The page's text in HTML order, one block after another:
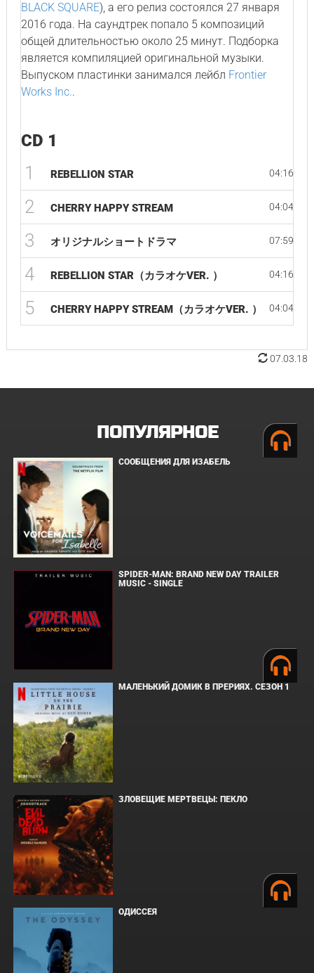
BLACK SQUARE), а его релиз состоялся 27 января
2016 года. На саундтрек попало 5 композиций
общей длительностью около 25 минут. Подборка
является компиляцией оригинальной музыки.
Выпуском пластинки занимался лейбл Frontier
Works Inc..
CD 1
1 REBELLION STAR 04:16
2 CHERRY HAPPY STREAM 04:04
3 オリジナルショートドラマ 07:59
4 REBELLION STAR（カラオケVER. ） 04:16
5 CHERRY HAPPY STREAM（カラオケVER. ） 04:04
07.03.18
ПОПУЛЯРНОЕ
СООБЩЕНИЯ ДЛЯ ИЗАБЕЛЬ
SPIDER-MAN: BRAND NEW DAY TRAILER
MUSIC - SINGLE
МАЛЕНЬКИЙ ДОМИК В ПРЕРИЯХ. СЕЗОН 1
ЗЛОВЕЩИЕ МЕРТВЕЦЫ: ПЕКЛО
ОДИССЕЯ